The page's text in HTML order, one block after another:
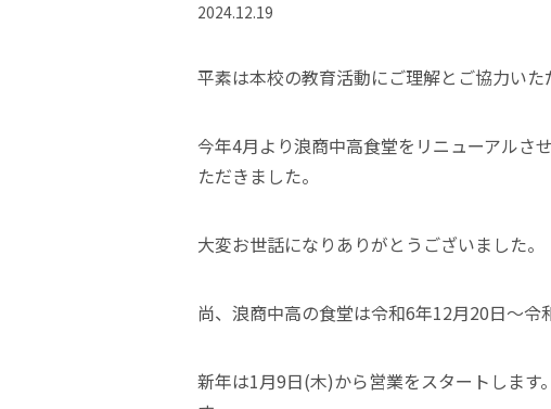
2024.12.19
平素は本校の教育活動にご理解とご協力いた
今年4月より浪商中高食堂をリニューアルさ
ただきました。
大変お世話になりありがとうございました。
尚、浪商中高の食堂は令和6年12月20日～令
新年は1月9日(木)から営業をスタートしま